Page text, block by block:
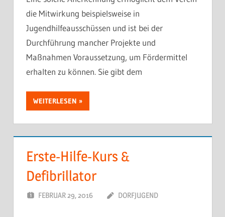
die Mitwirkung beispielsweise in
Jugendhilfeausschüssen und ist bei der
Durchführung mancher Projekte und
Maßnahmen Voraussetzung, um Fördermittel
erhalten zu können. Sie gibt dem
WEITERLESEN
Erste-Hilfe-Kurs &
Defibrillator
FEBRUAR 29, 2016 DORFJUGEND